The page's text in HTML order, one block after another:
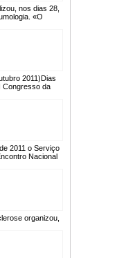
nos dias 28,
«O
2011)Dias
Congresso da
2011 o Serviço
Nacional
organizou,